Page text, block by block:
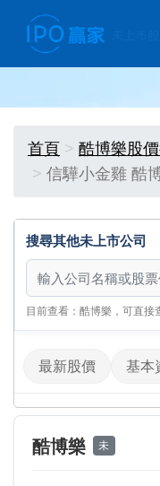
首頁 酷博樂股
信驊小金雞 酷
搜尋其他未上市公司
搜尋其他未上市公司
目前查看：酷博樂，可直接
最新股價 基本
酷博樂 未